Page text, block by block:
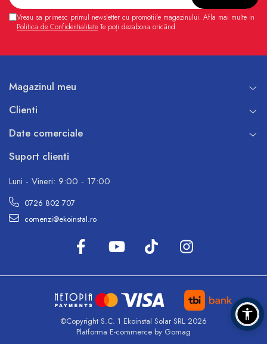
Vreau sa primesc primul newsletter cu promotiile magazinului. Afla mai multe in
Politica de Confidentialitate Te poți dezabona oricând.
Magazinul meu
Clienti
Date comerciale
Suport clienti
Luni - Vineri: 9:00 - 17:00
0726 802 707
comenzi@ekoinstal.ro
©Copyright S.C. 1 Ekoinstal Solar SRL 2026
Platforma E-commerce by Gomag